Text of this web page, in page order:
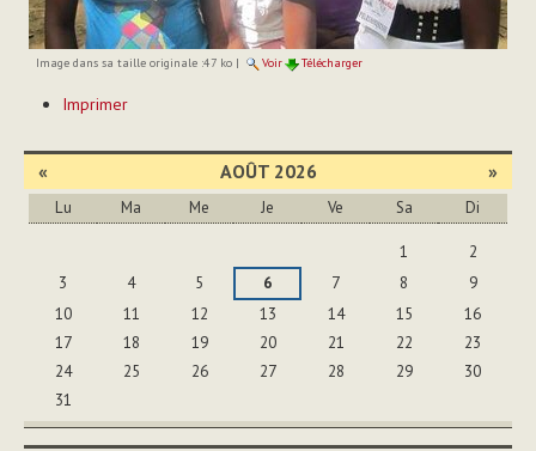
Image dans sa taille originale :47 ko| Voir Télécharger
sur
document
Imprimer
« AOÛT 2026 »
Lu Ma Me Je Ve Sa Di
1
2
3
4 5 6 7 8
9
10
11 12 13 14 15
16
17
18 19 20 21 22
23
24
25 26 27 28 29
30
31